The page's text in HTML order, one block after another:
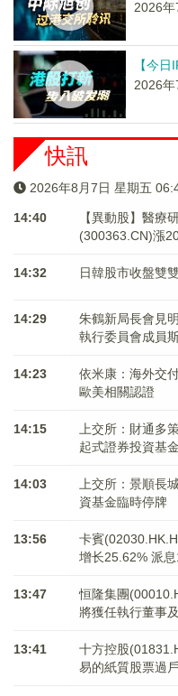
2026
【今
2026
快訊
2026年8月7日 星期五
14:40
【異動股】醫療
(300363.CN)漲
14:32 日韓股市收盤雙
14:29
朱鶴新局長會見
執行委員會成員
14:23
依米康：海外交
歐美相關認證
14:15
上交所：財通多
起式證券投資基
14:03
上交所：景順長
資基金臨時停牌
13:56
卡賓
增长25.62% 派
13:47
恒隆集團
將獲任執行董事
13:41
十方控股
易的紙質股票過